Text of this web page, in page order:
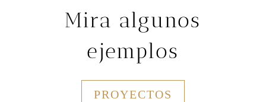
Mira algunos
ejemplos
PROYECTOS